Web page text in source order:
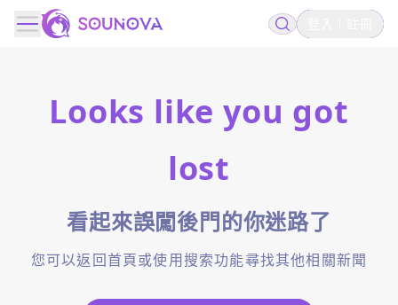
Looks like you got
lost
看起來誤闖後門的你迷路了
您可以返回首頁或使用搜索功能尋找其他相關新聞